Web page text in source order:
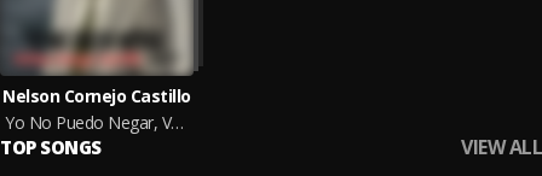
Nelson Cornejo Castillo
Yo No Puedo Negar, Vol. 1
TOP SONGS VIEW ALL